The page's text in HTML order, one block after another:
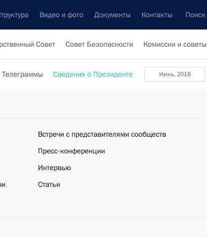
Видео и фото Документы Контакты Поиск
Совет Совет Безопасности Комиссии и советы
июнь, 2018
Телеграммы Сведения о Президенте
Встречи с представителями сообществ
Пресс-конференции
Интервью
Статьи